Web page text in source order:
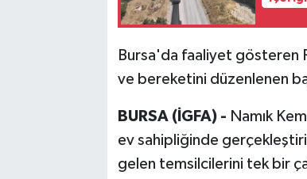
Bursa'da faaliyet gösteren
ve bereketini düzenlenen
BURSA (İGFA) - Namık
ev sahipliğinde
gelen temsilcilerini tek bir